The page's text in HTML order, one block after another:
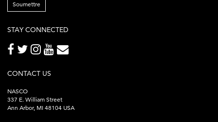
Soumettre
STAY CONNECTED
CONTACT US
NASCO
337 E. William Street
Ann Arbor, MI 48104 USA